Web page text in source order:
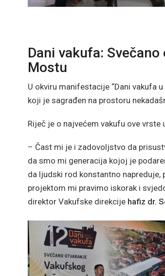
Dani vakufa:
Mostu
U okviru manifestacije “Dani vakufa
koji je sagrađen na prostoru
Riječ je o najvećem vakufu ove
– Čast mi je i zadovoljstvo da
da smo mi generacija kojoj je
da ljudski rod konstantno napreduje,
projektom mi pravimo iskorak i
direktor Vakufske direkcije hafiz dr.